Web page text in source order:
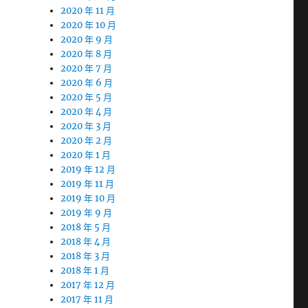
2020 年 11 月
2020 年 10 月
2020 年 9 月
2020 年 8 月
2020 年 7 月
2020 年 6 月
2020 年 5 月
2020 年 4 月
2020 年 3 月
2020 年 2 月
2020 年 1 月
2019 年 12 月
2019 年 11 月
2019 年 10 月
2019 年 9 月
2018 年 5 月
2018 年 4 月
2018 年 3 月
2018 年 1 月
2017 年 12 月
2017 年 11 月